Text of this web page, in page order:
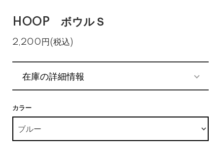
HOOP ボウルＳ
2,200円(税込)
在庫の詳細情報
カラー